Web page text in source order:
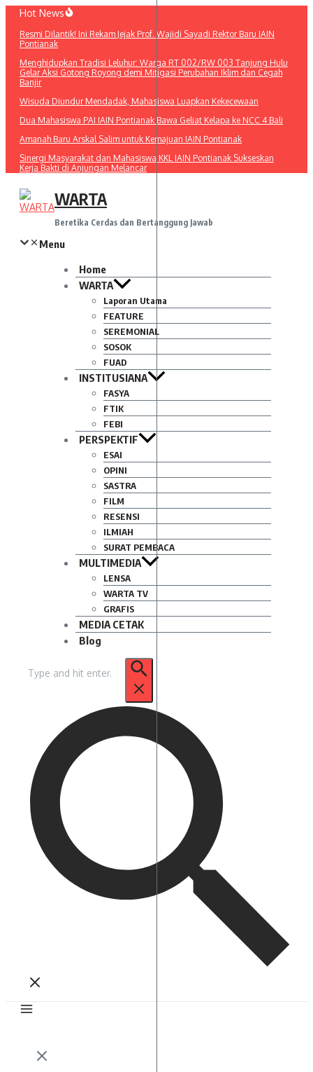
Lewati
konten
Hot News
Resmi Dilantik! Ini Rekam Jejak Prof. Wajidi Sayadi Rektor Baru IAIN
Pontianak
Menghidupkan Tradisi Leluhur: Warga RT 002/RW 003 Tanjung Hulu
Gelar Aksi Gotong Royong demi Mitigasi Perubahan Iklim dan Cegah
Banjir
Wisuda Diundur Mendadak, Mahasiswa Luapkan Kekecewaan
Dua Mahasiswa PAI IAIN Pontianak Bawa Geliat Kelapa ke NCC 4 Bali
Amanah Baru Arskal Salim untuk Kemajuan IAIN Pontianak
Sinergi Masyarakat dan Mahasiswa KKL IAIN Pontianak Sukseskan
Kerja Bakti di Anjungan Melancar
WARTA
Beretika Cerdas dan Bertanggung Jawab
Menu
Home
WARTA
Laporan Utama
FEATURE
SEREMONIAL
SOSOK
FUAD
INSTITUSIANA
FASYA
FTIK
FEBI
PERSPEKTIF
ESAI
OPINI
SASTRA
FILM
RESENSI
ILMIAH
SURAT PEMBACA
MULTIMEDIA
LENSA
WARTA TV
GRAFIS
MEDIA CETAK
Blog
untuk: